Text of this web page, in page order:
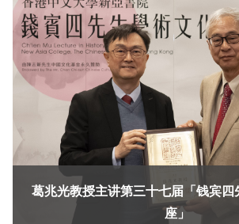
葛兆光教授主讲第三十七届「钱宾四
座」